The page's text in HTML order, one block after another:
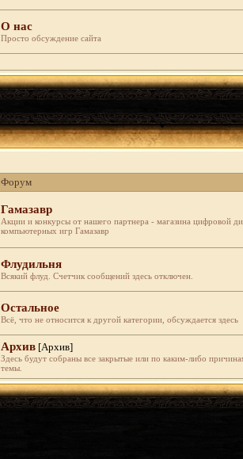
О нас
Просто обсуждение сайта
Форум
Гамазавр
Акции и конкурсы от нашего партнера - магазина цифровой
компьютерных игр Гамазавр
Флудильня
Всякий флуд. Счетчик сообщений здесь отключен.
Остальное
Всё, что не относится к другой категории, обсуждается здесь
Архив [Архив]
Здесь будут собраны все закрытые или по каким-либо
темы.